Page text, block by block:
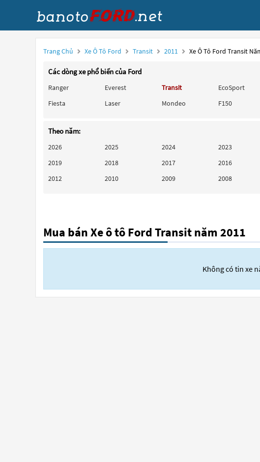
Trang Chủ Xe Ô Tô Ford Transit 2011 Xe Ô Tô Ford Transit
Các dòng xe phổ biến của Ford
Ranger Everest Transit EcoSport
Fiesta
Laser Mondeo F150
Theo năm:
2026 2025 2024 2023
2019
2018 2017 2016
2012
2010 2009 2008
Mua bán Xe ô tô Ford Transit năm 2011
Không có tin xe